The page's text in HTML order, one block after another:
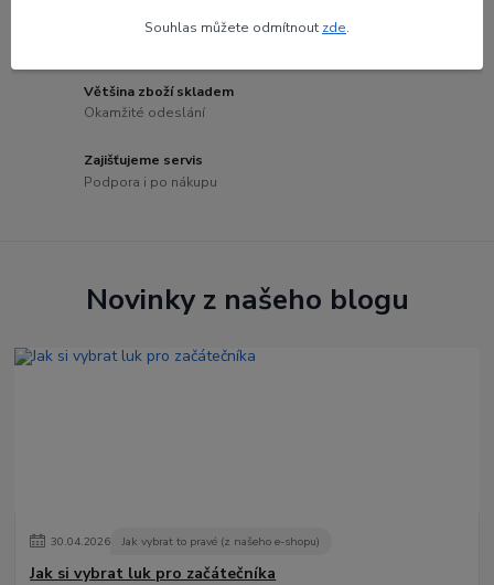
Odborné poradenství
Většina zboží skladem
Okamžité odeslání
Zajišťujeme servis
Podpora i po nákupu
Novinky z našeho blogu
30.04.2026 Jak vybrat to pravé (z našeho e-shopu)
Jak si vybrat luk pro začátečníka
Souhlas můžete odmítnout zde.